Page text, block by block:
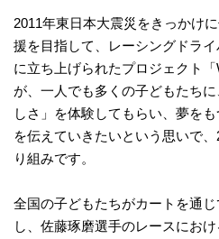
2011年東日本大震災をきっかけ
援を目指して、レーシングドラ
に立ち上げられたプロジェク
が、一人でも多くの子どもたち
しさ」を体験してもらい、夢を
を伝えていきたいという思いで
り組みです。​
全国の子どもたちがカートを通
し、佐藤琢磨選手のレースにお